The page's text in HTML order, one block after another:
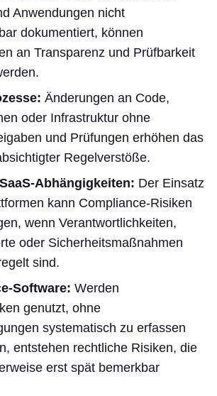
Anwendungen nicht
dokumentiert, können
an Transparenz und Prüfbarkeit
Änderungen an Code,
oder Infrastruktur ohne
und Prüfungen erhöhen das
Regelverstöße.
Abhängigkeiten: Der Einsatz
kann Compliance-Risiken
wenn Verantwortlichkeiten,
oder Sicherheitsmaßnahmen
sind.
Software: Werden
genutzt, ohne
systematisch zu erfassen
entstehen rechtliche Risiken, die
erst spät bemerkbar